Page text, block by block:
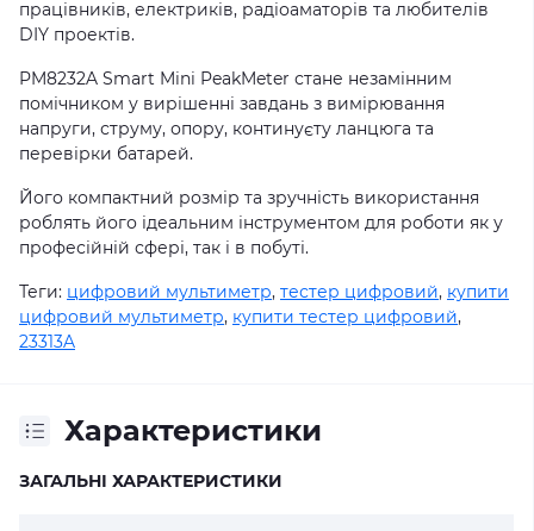
працівників, електриків, радіоаматорів та любителів
DIY проектів.
PM8232A Smart Mini PeakMeter стане незамінним
помічником у вирішенні завдань з вимірювання
напруги, струму, опору, континуєту ланцюга та
перевірки батарей.
Його компактний розмір та зручність використання
роблять його ідеальним інструментом для роботи як у
професійній сфері, так і в побуті.
Теги: цифровий мультиметр, тестер цифровий, купити
цифровий мультиметр, купити тестер цифровий,
23313A
Характеристики
ЗАГАЛЬНІ ХАРАКТЕРИСТИКИ